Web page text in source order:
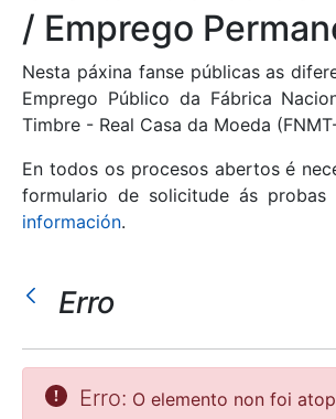
Mostrar/Ocultar
Mostrar/Ocultar
/ Emprego
Nesta páxina fanse públicas as
Emprego Público da Fábrica
Timbre - Real Casa da Moeda
En todos os procesos abertos é
formulario de solicitude ás probas
información.
Erro
Erro: O elemento non foi